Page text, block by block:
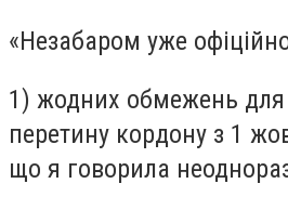
«Незабаром уже
1) жодних обмежень
перетину кордону з 1
що я говорила